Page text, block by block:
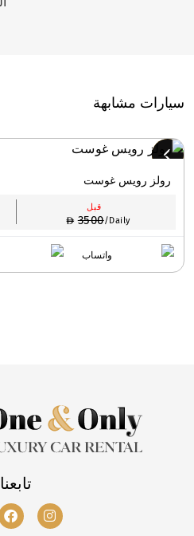
سيارات مشابهة
رولز رويس غوست
قبل
3500/Daily
واتساب
تابعنا